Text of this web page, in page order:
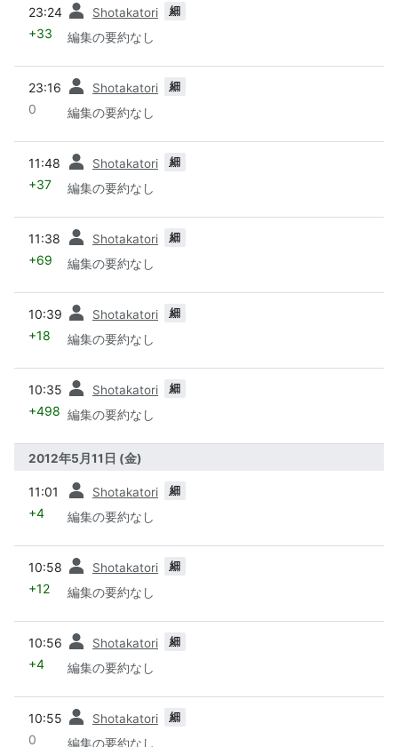
23:24 Shotakatori 細
+33 編集の要約なし
23:16 Shotakatori 細
0 編集の要約なし
11:48 Shotakatori 細
+37 編集の要約なし
11:38 Shotakatori 細
+69 編集の要約なし
10:39 Shotakatori 細
+18 編集の要約なし
10:35 Shotakatori 細
+498 編集の要約なし
2012年5月11日 (金)
11:01 Shotakatori 細
+4 編集の要約なし
10:58 Shotakatori 細
+12 編集の要約なし
10:56 Shotakatori 細
+4 編集の要約なし
10:55 Shotakatori 細
0 編集の要約なし